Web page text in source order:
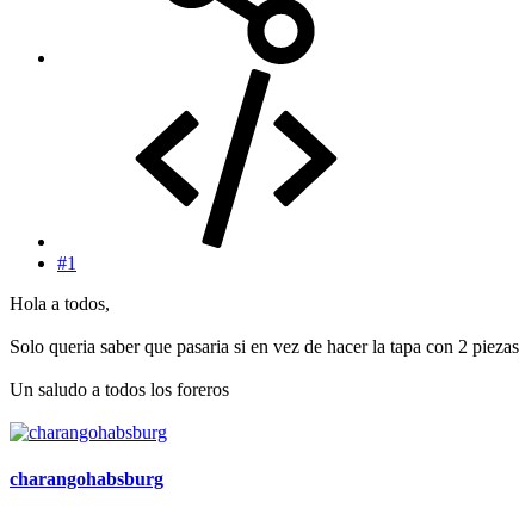
#1
Hola a todos,
Solo queria saber que pasaria si en vez de hacer la tapa con 2
Un saludo a todos los foreros
charangohabsburg